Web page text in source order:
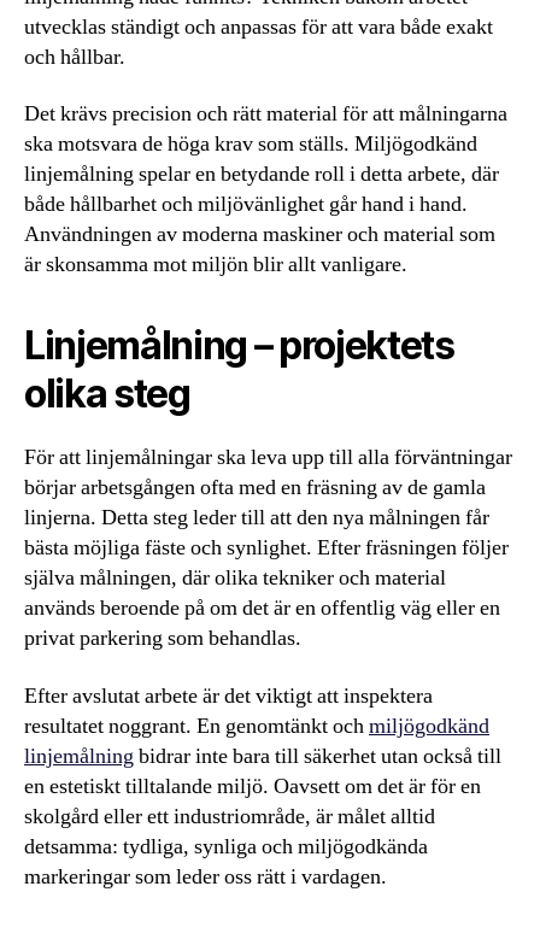
utvecklas ständigt och anpassas för att vara både exakt
och hållbar.
Det krävs precision och rätt material för att målningarna
ska motsvara de höga krav som ställs. Miljögodkänd
linjemålning spelar en betydande roll i detta arbete, där
både hållbarhet och miljövänlighet går hand i hand.
Användningen av moderna maskiner och material som
är skonsamma mot miljön blir allt vanligare.
Linjemålning – projektets
olika steg
För att linjemålningar ska leva upp till alla förväntningar
börjar arbetsgången ofta med en fräsning av de gamla
linjerna. Detta steg leder till att den nya målningen får
bästa möjliga fäste och synlighet. Efter fräsningen följer
själva målningen, där olika tekniker och material
används beroende på om det är en offentlig väg eller en
privat parkering som behandlas.
Efter avslutat arbete är det viktigt att inspektera
resultatet noggrant. En genomtänkt ochmiljögodkänd
linjemålningbidrar inte bara till säkerhet utan också till
en estetiskt tilltalande miljö. Oavsett om det är för en
skolgård eller ett industriområde, är målet alltid
detsamma: tydliga, synliga och miljögodkända
markeringar som leder oss rätt i vardagen.